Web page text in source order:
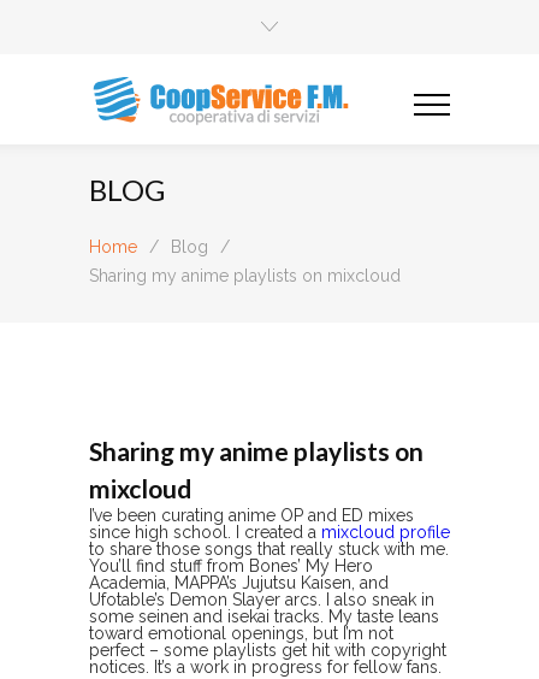
BLOG
Home / Blog
/
Sharing my anime playlists on mixcloud
Sharing my anime playlists on
mixcloud
I’ve been curating anime OP and ED mixes
since high school. I created a mixcloud profile
to share those songs that really stuck with me.
You’ll find stuff from Bones’ My Hero
Academia, MAPPA’s Jujutsu Kaisen, and
Ufotable’s Demon Slayer arcs. I also sneak in
some seinen and isekai tracks. My taste leans
toward emotional openings, but I’m not
perfect – some playlists get hit with copyright
notices. It’s a work in progress for fellow fans.